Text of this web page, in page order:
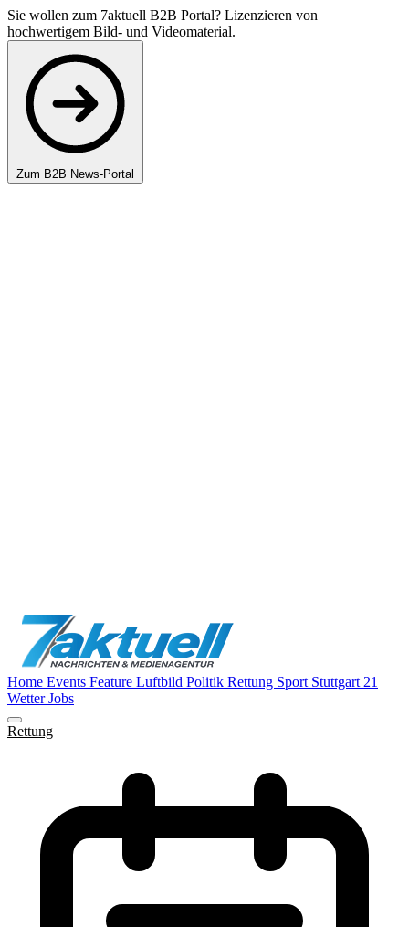
Sie wollen zum 7aktuell B2B Portal? Lizenzieren von
hochwertigem Bild- und Videomaterial.
Zum B2B News-Portal
Home Events Feature Luftbild Politik Rettung Sport Stuttgart 21
WetterJobs
Rettung